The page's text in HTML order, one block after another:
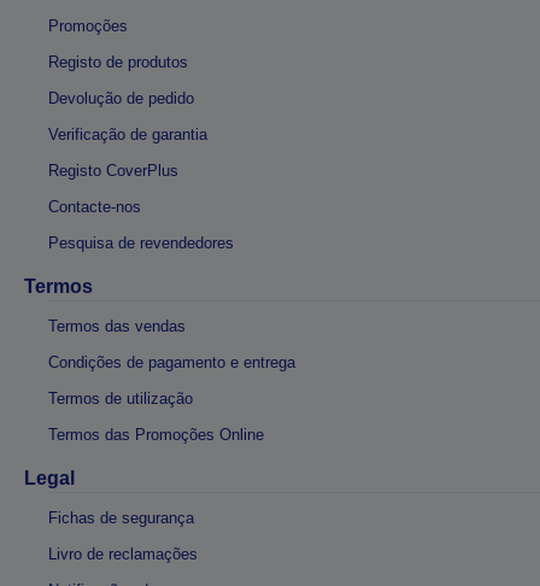
Promoções
Registo de produtos
Devolução de pedido
Verificação de garantia
Registo CoverPlus
Contacte-nos
Pesquisa de revendedores
Termos
Termos das vendas
Condições de pagamento e entrega
Termos de utilização
Termos das Promoções Online
Legal
Fichas de segurança
Livro de reclamações